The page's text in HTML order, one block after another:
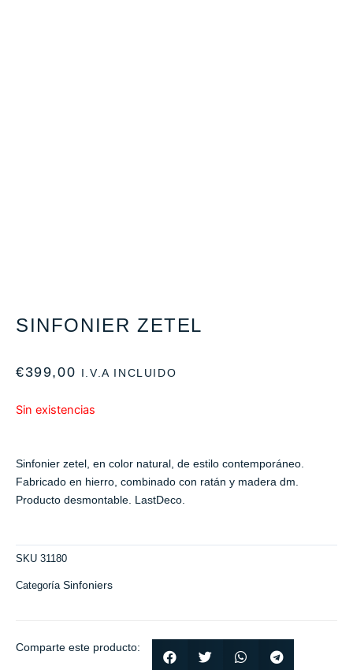
SINFONIER ZETEL
€399,00 I.V.A INCLUIDO
Sin existencias
Sinfonier zetel, en color natural, de estilo contemporáneo.
Fabricado en hierro, combinado con ratán y madera dm.
Producto desmontable. LastDeco.
SKU 31180
Categoría Sinfoniers
Comparte este producto: